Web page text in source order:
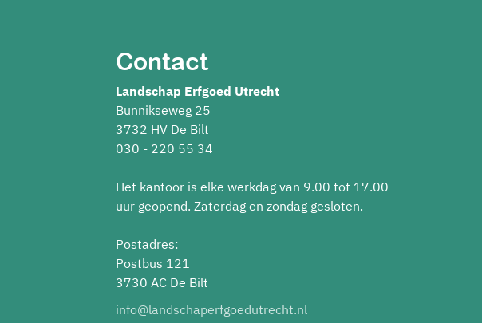
Contact
Landschap Erfgoed Utrecht
Bunnikseweg 25
3732 HV De Bilt
030 - 220 55 34
Het kantoor is elke werkdag van 9.00 tot 17.00
uur geopend. Zaterdag en zondag gesloten.
Postadres:
Postbus 121
3730 AC De Bilt
info@landschaperfgoedutrecht.nl